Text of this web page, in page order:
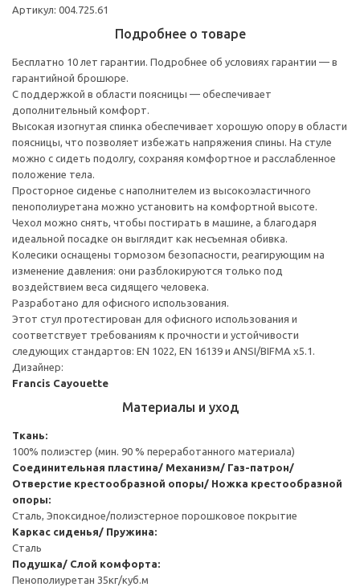
Артикул: 004.725.61
Подробнее о товаре
Бесплатно 10 лет гарантии. Подробнее об условиях гарантии — в
гарантийной брошюре.
С поддержкой в области поясницы — обеспечивает
дополнительный комфорт.
Высокая изогнутая спинка обеспечивает хорошую опору в области
поясницы, что позволяет избежать напряжения спины. На стуле
можно с сидеть подолгу, сохраняя комфортное и расслабленное
положение тела.
Просторное сиденье с наполнителем из высокоэластичного
пенополиуретана можно установить на комфортной высоте.
Чехол можно снять, чтобы постирать в машине, а благодаря
идеальной посадке он выглядит как несъемная обивка.
Колесики оснащены тормозом безопасности, реагирующим на
изменение давления: они разблокируются только под
воздействием веса сидящего человека.
Разработано для офисного использования.
Этот стул протестирован для офисного использования и
соответствует требованиям к прочности и устойчивости
следующих стандартов: EN 1022, EN 16139 и ANSI/BIFMA x5.1.
Дизайнер:
Francis Cayouette
Материалы и уход
Ткань:
100% полиэстер (мин. 90 % переработанного материала)
Соединительная пластина/ Механизм/ Газ-патрон/
Отверстие крестообразной опоры/ Ножка крестообразной
опоры:
Сталь, Эпоксидное/полиэстерное порошковое покрытие
Каркас сиденья/ Пружина:
Сталь
Подушка/ Слой комфорта:
Пенополиуретан 35кг/куб.м